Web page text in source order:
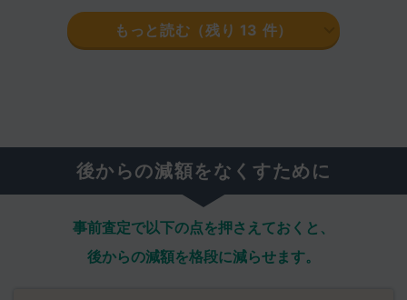
もっと読む（残り 13 件）
後からの減額をなくすために
事前査定で以下の点を押さえておくと、
後からの減額を格段に減らせます。